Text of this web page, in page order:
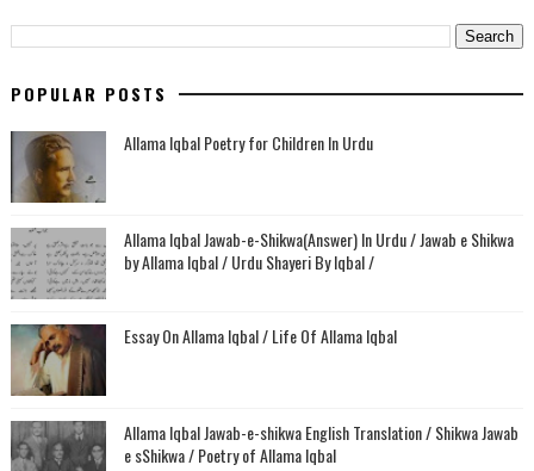
POPULAR POSTS
Allama Iqbal Poetry for Children In Urdu
Allama Iqbal Jawab-e-Shikwa(Answer) In Urdu / Jawab e Shikwa
by Allama Iqbal / Urdu Shayeri By Iqbal /
Essay On Allama Iqbal / Life Of Allama Iqbal
Allama Iqbal Jawab-e-shikwa English Translation / Shikwa Jawab
e sShikwa / Poetry of Allama Iqbal